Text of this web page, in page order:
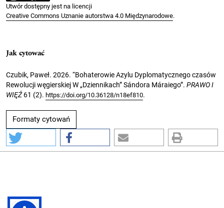
Utwór dostępny jest na licencji
Creative Commons Uznanie autorstwa 4.0 Międzynarodowe.
Jak cytować
Czubik, Paweł. 2026. “Bohaterowie Azylu Dyplomatycznego czasów
Rewolucji węgierskiej W „Dziennikach” Sándora Máraiego”. PRAWO I
WIĘŹ61 (2). https://doi.org/10.36128/n18ef810.
Formaty cytowań